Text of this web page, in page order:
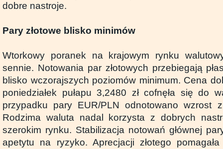
dobre nastroje.
Pary złotowe blisko minimów
Wtorkowy poranek na krajowym rynku
sennie. Notowania par złotowych przebiegają
blisko wczorajszych poziomów minimum. Cena
poniedziałek pułapu 3,2480 zł cofnęła się do
przypadku pary EUR/PLN odnotowano wzrost
Rodzima waluta nadal korzysta z dobrych
szerokim rynku. Stabilizacja notowań głównej
apetytu na ryzyko. Aprecjacji złotego